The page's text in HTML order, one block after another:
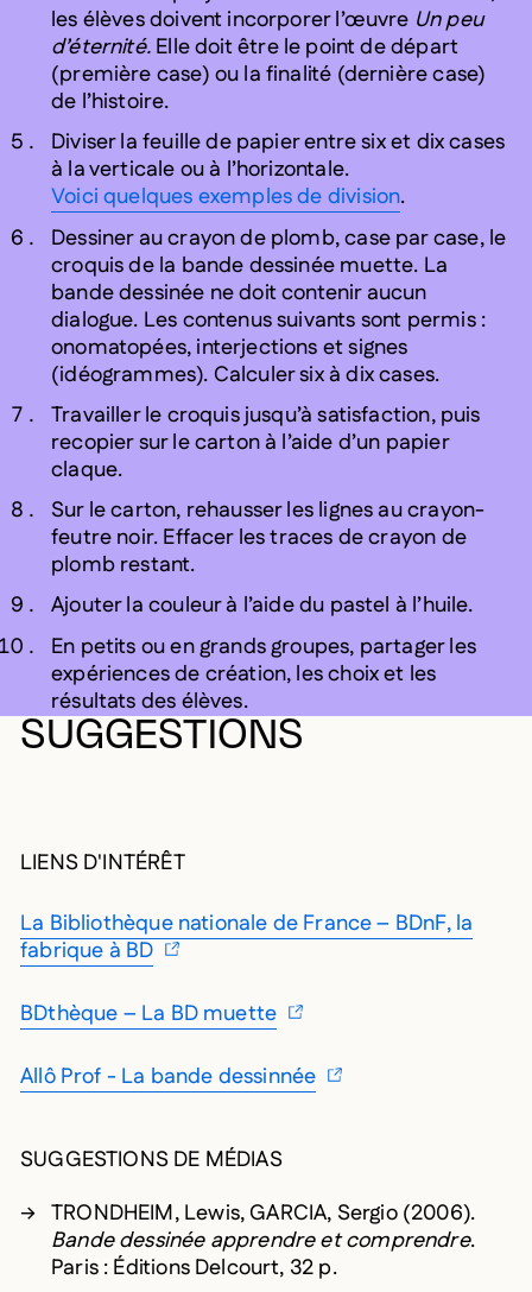
les élèves doivent incorporer l’œuvre Un peu
d’éternité.Elle doit être le point de départ
(première case) ou la finalité (dernière case)
de l’histoire.
Diviser la feuille de papier entre six et dix cases
à la verticale ou à l’horizontale.
Voici quelques exemples de division.
Dessiner au crayon de plomb, case par case, le
croquis de la bande dessinée muette. La
bande dessinée ne doit contenir aucun
dialogue. Les contenus suivants sont permis :
onomatopées, interjections et signes
(idéogrammes). Calculer six à dix cases.
Travailler le croquis jusqu’à satisfaction, puis
recopier sur le carton à l’aide d’un papier
claque.
Sur le carton, rehausser les lignes au crayon-
feutre noir. Effacer les traces de crayon de
plomb restant.
Ajouter la couleur à l’aide du pastel à l’huile.
En petits ou en grands groupes, partager les
expériences de création, les choix et les
résultats des élèves.
SUGGESTIONS
LIENS D'INTÉRÊT
La Bibliothèque nationale de France – BDnF, la
fabrique à BD
BDthèque – La BD muette
Allô Prof - La bande dessinnée
SUGGESTIONS DE MÉDIAS
TRONDHEIM, Lewis, GARCIA, Sergio (2006).
Bande dessinée apprendre et comprendre.
Paris : Éditions Delcourt, 32 p.